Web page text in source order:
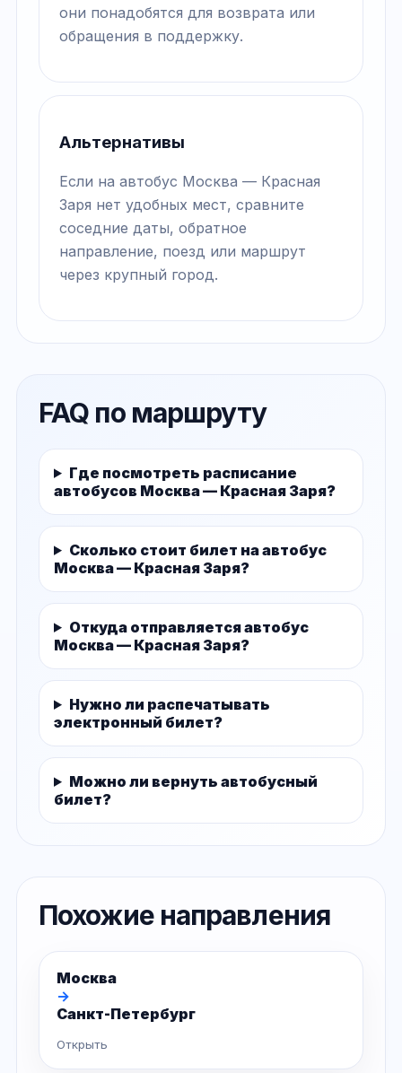
они понадобятся для возврата или
обращения в поддержку.
Альтернативы
Если на автобус Москва — Красная
Заря нет удобных мест, сравните
соседние даты, обратное
направление, поезд или маршрут
через крупный город.
FAQ по маршруту
Где посмотреть расписание
автобусов Москва — Красная Заря?
Сколько стоит билет на автобус
Москва — Красная Заря?
Откуда отправляется автобус
Москва — Красная Заря?
Нужно ли распечатывать
электронный билет?
Можно ли вернуть автобусный
билет?
Похожие направления
Москва
→
Санкт-Петербург
Открыть